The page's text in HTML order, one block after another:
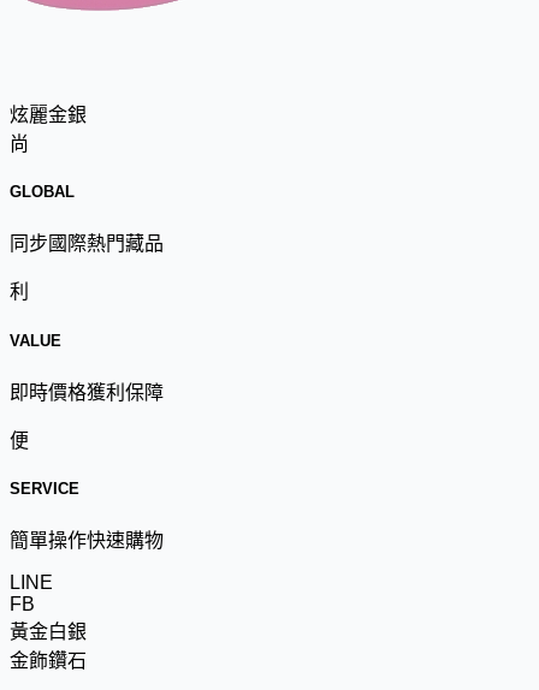
炫麗金銀
尚
GLOBAL
同步國際熱門藏品
利
VALUE
即時價格獲利保障
便
SERVICE
簡單操作快速購物
LINE
FB
黃金白銀
金飾鑽石